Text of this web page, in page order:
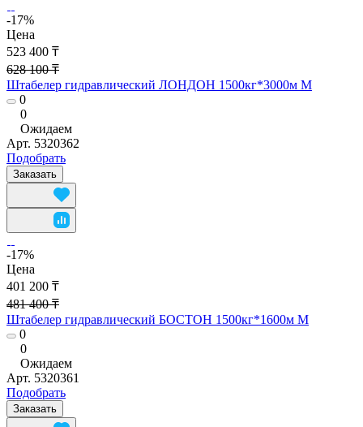
-17%
Цена
523 400 ₸
628 100 ₸
Штабелер гидравлический ЛОНДОН 1500кг*3000м М
0
0
Ожидаем
Арт. 5320362
Подобрать
Заказать
-17%
Цена
401 200 ₸
481 400 ₸
Штабелер гидравлический БОСТОН 1500кг*1600м М
0
0
Ожидаем
Арт. 5320361
Подобрать
Заказать